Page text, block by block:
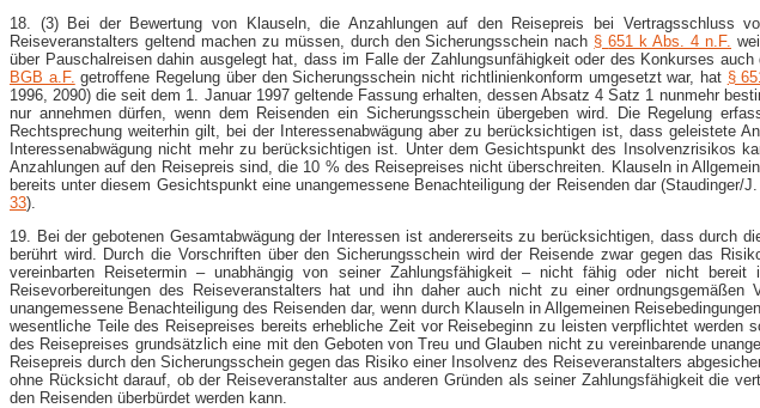
18. (3) Bei der Bewertung von Klauseln, die Anzahlungen auf den Reisepreis bei
Reiseveranstalters geltend machen zu müssen, durch den Sicherungsschein nach §651 k Abs. 4 n.F.
über Pauschalreisen dahin ausgelegt hat, dass im Falle der Zahlungsunfähigkeit oder des Konkurses
BGB a.F. getroffene Regelung über den Sicherungsschein nicht richtlinienkonform umgesetzt war, hat §
1996, 2090) die seit dem 1. Januar 1997 geltende Fassung erhalten, dessen Absatz 4 Satz 1 nunmehr
nur annehmen dürfen, wenn dem Reisenden ein Sicherungsschein übergeben wird. Die Regelung
Rechtsprechung weiterhin gilt, bei der Interessenabwägung aber zu berücksichtigen ist, dass geleistete
Interessenabwägung nicht mehr zu berücksichtigen ist. Unter dem Gesichtspunkt des Insolvenzrisikos
Anzahlungen auf den Reisepreis sind, die 10 % des Reisepreises nicht überschreiten. Klauseln in
bereits unter diesem Gesichtspunkt eine unangemessene Benachteiligung der Reisenden dar (Staudinger/
33).
19. Bei der gebotenen Gesamtabwägung der Interessen ist andererseits zu berücksichtigen, dass durch
berührt wird. Durch die Vorschriften über den Sicherungsschein wird der Reisende zwar gegen das
vereinbarten Reisetermin – unabhängig von seiner Zahlungsfähigkeit – nicht fähig oder nicht
Reisevorbereitungen des Reiseveranstalters hat und ihn daher auch nicht zu einer
unangemessene Benachteiligung des Reisenden dar, wenn durch Klauseln in Allgemeinen
wesentliche Teile des Reisepreises bereits erhebliche Zeit vor Reisebeginn zu leisten verpflichtet
des Reisepreises grundsätzlich eine mit den Geboten von Treu und Glauben nicht zu vereinbarende
Reisepreis durch den Sicherungsschein gegen das Risiko einer Insolvenz des Reiseveranstalters
ohne Rücksicht darauf, ob der Reiseveranstalter aus anderen Gründen als seiner Zahlungsfähigkeit die
den Reisenden überbürdet werden kann.